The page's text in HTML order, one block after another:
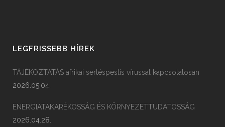
LEGFRISSEBB HÍREK
TÁJÉKOZTATÁS afrikai sertéspestis vírussal kapcsolatosan
2026.05.04.
ENERGIATAKARÉKOSSÁG ÉS KÖRNYEZETTUDATOSSÁG
2026.04.28.